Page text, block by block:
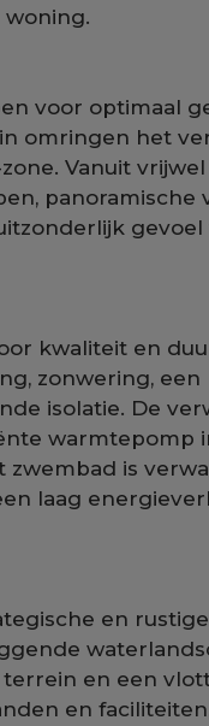
voor optimaal
omringen het
Vanuit
panoramische
kwaliteit en
zonwering, een
isolatie. De
warmtepomp
is
laag
en
en een
en